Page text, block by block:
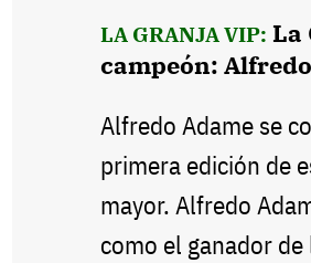
LA GRANJA VIP: La
campeón:
Alfredo Adame se
primera edición de
mayor. Alfredo
como el ganador